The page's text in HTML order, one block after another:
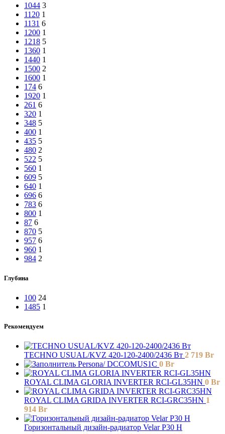
1044 3
1120 1
1131 6
1200 1
1218 5
1360 1
1440 1
1500 2
1600 1
174 6
1920 1
261 6
320 1
348 5
400 1
435 5
480 2
522 5
560 1
609 5
640 1
696 6
783 6
800 1
87 6
870 5
957 6
960 1
984 2
Глубина
100 24
1485 1
Рекомендуем
TECHNO USUAL/KVZ 420-120-2400/2436 Вт 2 719 Br
Persona/ DCCOMUS1C 0 Br
ROYAL CLIMA GLORIA INVERTER RCI-GL35HN 0 Br
ROYAL CLIMA GRIDA INVERTER RCI-GRC35HN 1
914 Br
Горизонтальный дизайн-радиатор Velar P30 H